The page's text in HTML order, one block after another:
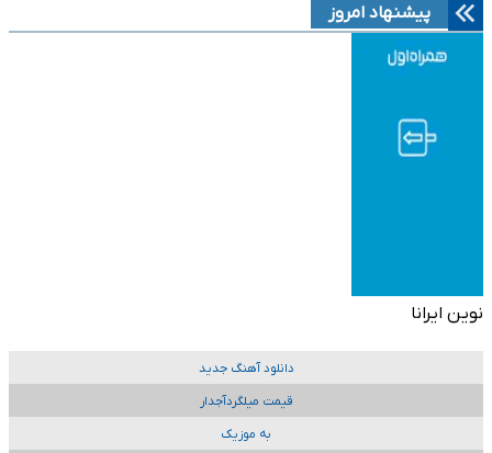
پیشنهاد امروز
نوین ایرانا
دانلود آهنگ جدید
قیمت میلگردآجدار
به موزیک